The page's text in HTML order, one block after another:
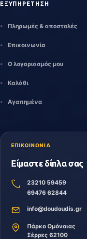
ΕΞΥΠΗΡΕΤΗΣΗ
Πληρωμές & αποστολές
Επικοινωνία
Ο λογαριασμός μου
Καλάθι
Αγαπημένα
ΕΠΙΚΟΙΝΩΝΙΑ
Είμαστε δίπλα σας
23210 59459
69476 62844
info@doudoudis.gr
Πάρκο Ομόνοιας
Σέρρες 62100